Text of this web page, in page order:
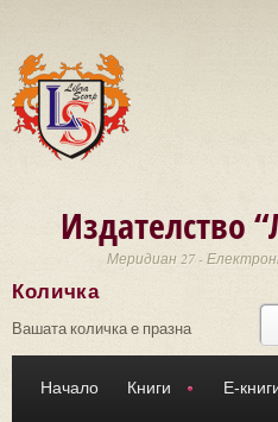
Издателство
Меридиан 27 -
Количка
Вашата количка е празна
Начало Книги Е-